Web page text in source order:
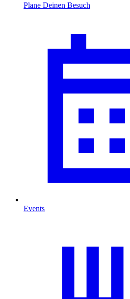
Plane Deinen Besuch
Events